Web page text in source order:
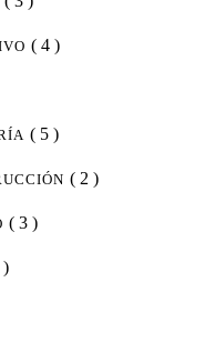
( 4 )
( 5 )
( 2 )
( 3 )
)